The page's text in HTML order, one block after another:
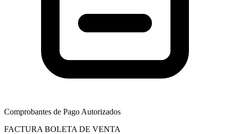
Comprobantes de Pago Autorizados
FACTURA BOLETA DE VENTA